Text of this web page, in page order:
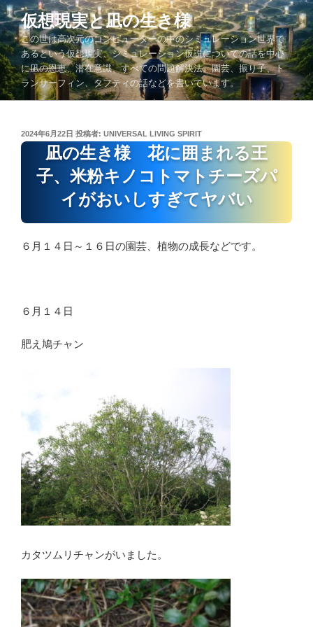
コ
ン
テ
ン
ツ
へ
仮想現実と凪の生き様
この世は高次元のコンピューターの中のシミュレーション世界で
あるという仮想現実、シミュレーション仮説についての話を中心
に凪の恩恵、潜在意識、すべての問題解決法、園芸、振り子、ト
ランサーフィン、タフティの話などを書いています。
投
稿
2024年6月22日 投稿者: UNIVERSAL LIVING SPIRIT
凪の生き様 花に囲まれる王
子、米粉キノコトマトチーズパ
イがおいしすぎてヤバい
６月１４日～１６日の園芸、植物の成長などです。
６月１４日
肥え鳩チャン
カタツムリチャンがいました。